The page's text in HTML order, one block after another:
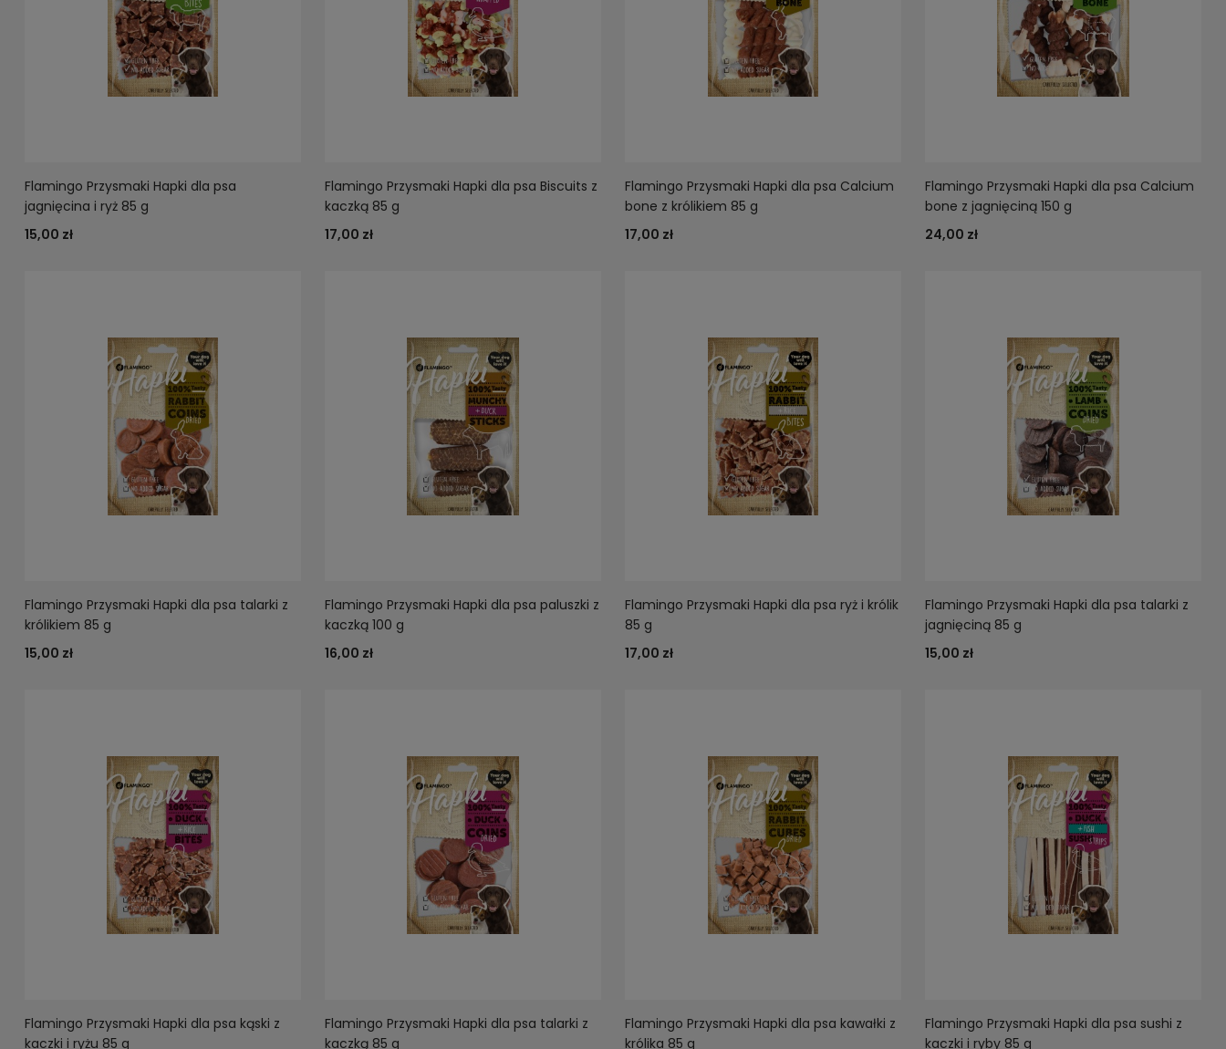
Flamingo Przysmaki Hapki dla psa
jagnięcina i ryż 85 g
15,00 zł
Flamingo Przysmaki Hapki dla psa Biscuits z
kaczką 85 g
17,00 zł
Flamingo Przysmaki Hapki dla psa Calcium
bone z królikiem 85 g
17,00 zł
Flamingo Przysmaki Hapki dla psa Calcium
bone z jagnięciną 150 g
24,00 zł
Flamingo Przysmaki Hapki dla psa talarki z
królikiem 85 g
15,00 zł
Flamingo Przysmaki Hapki dla psa paluszki z
kaczką 100 g
16,00 zł
Flamingo Przysmaki Hapki dla psa ryż i królik
85 g
17,00 zł
Flamingo Przysmaki Hapki dla psa talarki z
jagnięciną 85 g
15,00 zł
Flamingo Przysmaki Hapki dla psa kąski z
kaczki i ryżu 85 g
Flamingo Przysmaki Hapki dla psa talarki z
kaczką 85 g
Flamingo Przysmaki Hapki dla psa kawałki z
królika 85 g
Flamingo Przysmaki Hapki dla psa sushi z
kaczki i ryby 85 g